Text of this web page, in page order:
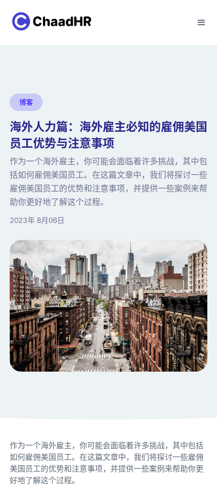
博客
海外人力篇：海外雇主必知的雇佣美国
员工优势与注意事项
作为一个海外雇主，你可能会面临着许多挑战，其中包
括如何雇佣美国员工。在这篇文章中，我们将探讨一些
雇佣美国员工的优势和注意事项，并提供一些案例来帮
助你更好地了解这个过程。
2023年 8月06日
作为一个海外雇主，你可能会面临着许多挑战，其中包括
如何雇佣美国员工。在这篇文章中，我们将探讨一些雇佣
美国员工的优势和注意事项，并提供一些案例来帮助你更
好地了解这个过程。